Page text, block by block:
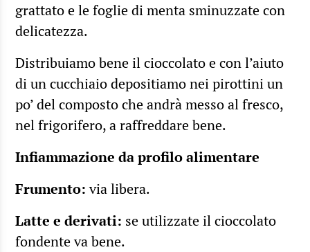
grattato e le foglie di menta sminuzzate con
delicatezza.
Distribuiamo bene il cioccolato e con l’aiuto
di un cucchiaio depositiamo nei pirottini un
po’ del composto che andrà messo al fresco,
nel frigorifero, a raffreddare bene.
Infiammazione da profilo alimentare
Frumento:via libera.
Latte e derivati: se utilizzate il cioccolato
fondente va bene.